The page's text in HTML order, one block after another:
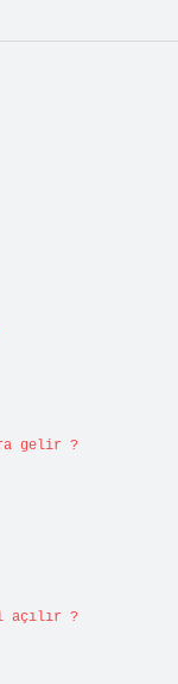
gelir ?
açılır ?